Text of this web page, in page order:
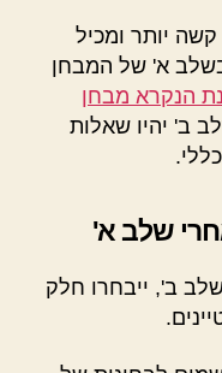
יותר ומכיל
בשלב א' של המבחן
הנקרא מבחן
ב' יהיו שאלות
שלב א'
ב', ייבחרו חלק